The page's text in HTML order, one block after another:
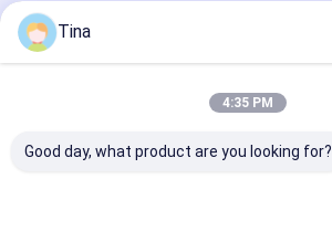
Tina
4:35 PM
Good day, what product are you looking for?